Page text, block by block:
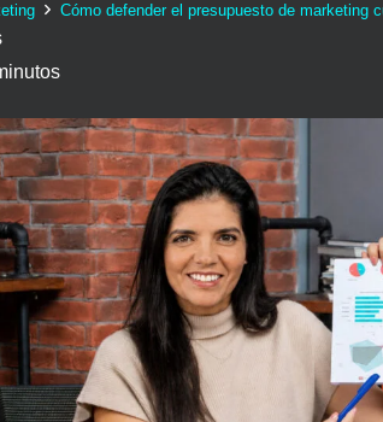
Cómo defender el presupuesto de marketing